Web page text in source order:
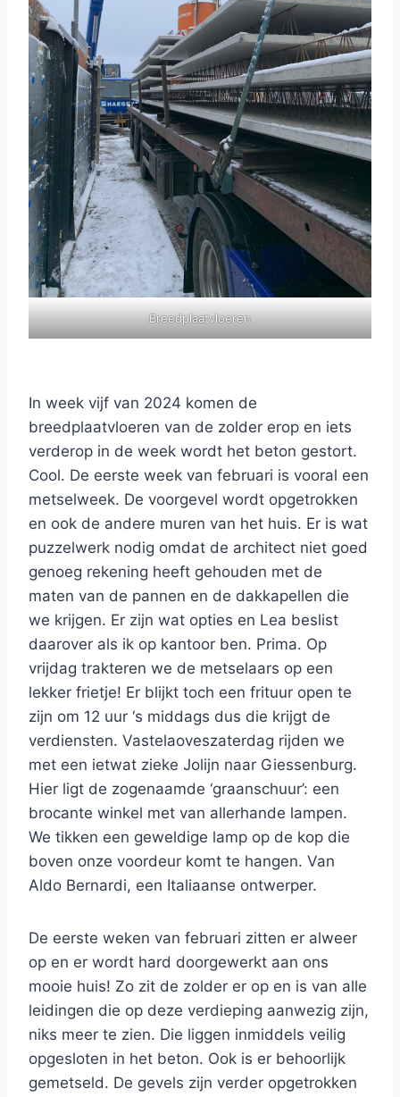
Breedplaatvloeren
In week vijf van 2024 komen de
breedplaatvloeren van de zolder erop en iets
verderop in de week wordt het beton gestort.
Cool. De eerste week van februari is vooral een
metselweek. De voorgevel wordt opgetrokken
en ook de andere muren van het huis. Er is wat
puzzelwerk nodig omdat de architect niet goed
genoeg rekening heeft gehouden met de
maten van de pannen en de dakkapellen die
we krijgen. Er zijn wat opties en Lea beslist
daarover als ik op kantoor ben. Prima. Op
vrijdag trakteren we de metselaars op een
lekker frietje! Er blijkt toch een frituur open te
zijn om 12 uur ‘s middags dus die krijgt de
verdiensten. Vastelaoveszaterdag rijden we
met een ietwat zieke Jolijn naar Giessenburg.
Hier ligt de zogenaamde ‘graanschuur’: een
brocante winkel met van allerhande lampen.
We tikken een geweldige lamp op de kop die
boven onze voordeur komt te hangen. Van
Aldo Bernardi, een Italiaanse ontwerper.
De eerste weken van februari zitten er alweer
op en er wordt hard doorgewerkt aan ons
mooie huis! Zo zit de zolder er op en is van alle
leidingen die op deze verdieping aanwezig zijn,
niks meer te zien. Die liggen inmiddels veilig
opgesloten in het beton. Ook is er behoorlijk
gemetseld. De gevels zijn verder opgetrokken